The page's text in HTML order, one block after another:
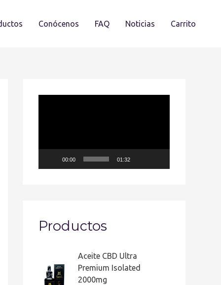
Conócenos FAQ Noticias Carrito
r
t
00:00 01:32
Productos
Aceite CBD Ultra
Premium Isolated
2000mg